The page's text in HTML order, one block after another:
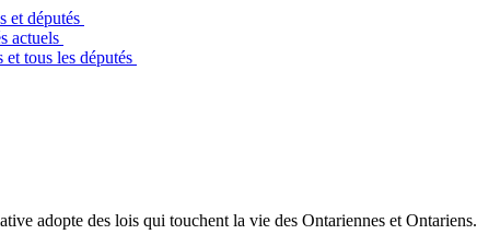
et députés
actuels
et tous les députés
adopte des lois qui touchent la vie des Ontariennes et Ontariens.